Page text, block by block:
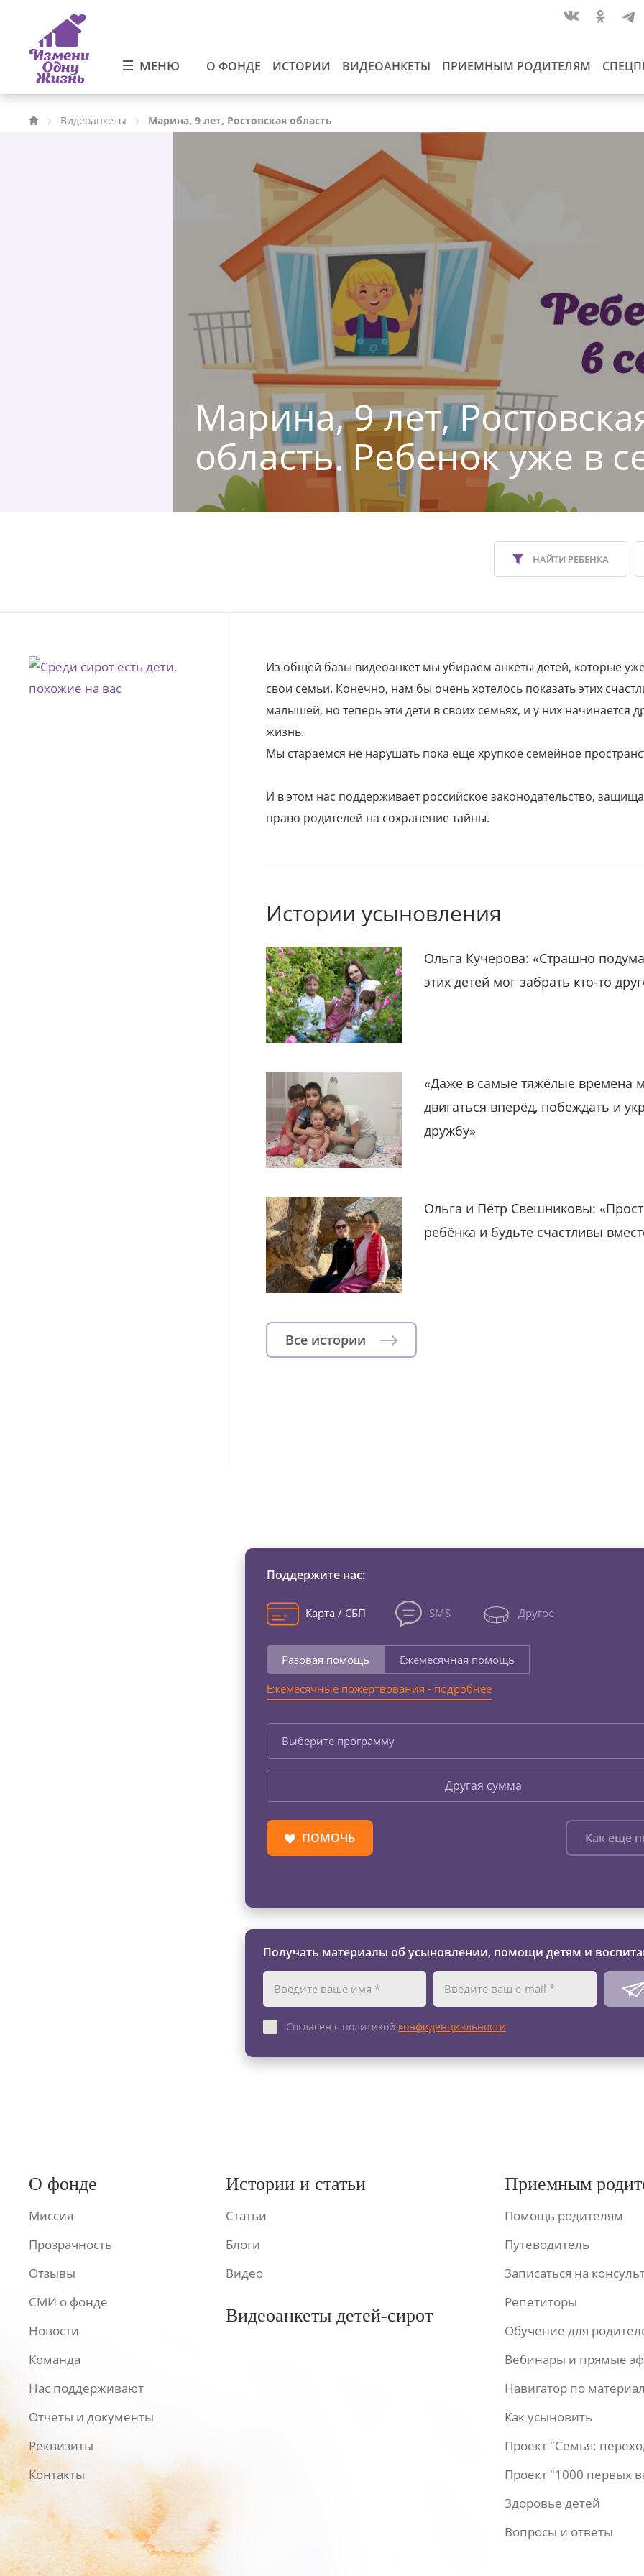
МЕНЮ О ФОНДЕ ИСТОРИИ ВИДЕОАНКЕТЫ ПРИЕМНЫМ РОДИТЕЛЯМ
Видеоанкеты Марина, 9 лет, Ростовская область
Марина, 9 лет,
область. Ребенок уже в
НАЙТИ РЕБЕНКА
Из общей базы видеоанкет мы убираем анкеты детей, которые
свои семьи. Конечно, нам бы очень хотелось показать этих
малышей, но теперь эти дети в своих семьях, и у них начинается
жизнь.
Мы стараемся не нарушать пока еще хрупкое семейное
И в этом нас поддерживает российское законодательство,
право родителей на сохранение тайны.
Истории усыновления
Ольга Кучерова: «Страшно
этих детей мог забрать кто-то
«Даже в самые тяжёлые времена
двигаться вперёд, побеждать и
дружбу»
Ольга и Пётр Свешниковы:
ребёнка и будьте счастливы
Все истории
Поддержите нас:
Карта / СБП SMS Другое
Разовая помощь
Ежемесячная помощь
Ежемесячные пожертвования - подробнее
Выберите программу
Другая сумма
ПОМОЧЬ Как еще
Получать материалы об усыновлении, помощи детям и
Согласен с политикой конфиденциальности
О фонде
Миссия
Прозрачность
Отзывы
СМИ о фонде
Новости
Команда
Нас поддерживают
Отчеты и документы
Реквизиты
Контакты
Истории и статьи
Статьи
Блоги
Видео
Видеоанкеты детей-сирот
Приемным
Помощь родителям
Путеводитель
Записаться на
Репетиторы
Обучение для
Вебинары и прямые
Навигатор по
Как усыновить
Проект "Семья:
Проект "1000 первых
Здоровье детей
Вопросы и ответы